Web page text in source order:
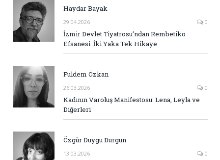
Haydar Bayak
29.04.2026 0
İzmir Devlet Tiyatrosu’ndan Rembetiko
Efsanesi: İki Yaka Tek Hikaye
Fuldem Özkan
26.03.2026 0
Kadının Varoluş Manifestosu: Lena, Leyla ve
Diğerleri
Özgür Duygu Durgun
13.03.2026 0